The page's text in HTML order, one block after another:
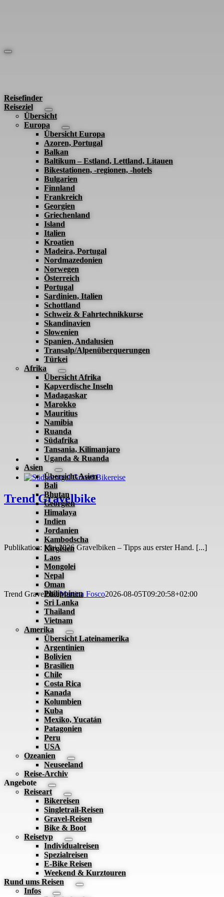
Toggle
Reisefinder
Reiseziel
Übersicht
Europa
Übersicht Europa
Azoren, Portugal
Balkan
Baltikum – Estland, Lettland, Litauen
Bikestationen, -regionen, -hotels
Bulgarien
Finnland
Frankreich
Georgien
Griechenland
Island
Italien
Kroatien
Madeira, Portugal
Nordmazedonien
Norwegen
Österreich
Portugal
Sardinien, Italien
Schottland
Schweiz & Fahrtechnikkurse
Skandinavien
Slowenien
Spanien, Andalusien
Transalp/Alpenüberquerungen
Türkei
Afrika
Übersicht Afrika
Kapverdische Inseln
Madagaskar
Marokko
Mauritius
Namibia
Ruanda
Südafrika
Tansania, Kilimanjaro
Uganda & Ruanda
Asien
Übersicht Asien
Bali
Bhutan
Georgien
Himalaya
Indien
Jordanien
Kambodscha
Kirgisien
Laos
Mongolei
Nepal
Oman
Philippinen
Sri Lanka
Thailand
Vietnam
Amerika
Übersicht Lateinamerika
Argentinien
Bolivien
Brasilien
Chile
Costa Rica
Kanada
Kolumbien
Kuba
Mexiko, Yucatán
Patagonien
Peru
USA
Ozeanien
Neuseeland
Reise-Archiv
Angebote
Reiseart
Bikereisen
Singletrail-Reisen
Gravel-Reisen
Bike & Boot
Reisetyp
Individualreisen
Spezialreisen
E-Bike Reisen
Weekend & Kurztouren
Rund ums Reisen
Infos
Trend Gravelbike
Publikation: Mai 2026 Gravelbiken – Tipps aus erster Hand. [...]
Trend GravelbikeMartina Fosco2026-08-05T09:20:58+02:00